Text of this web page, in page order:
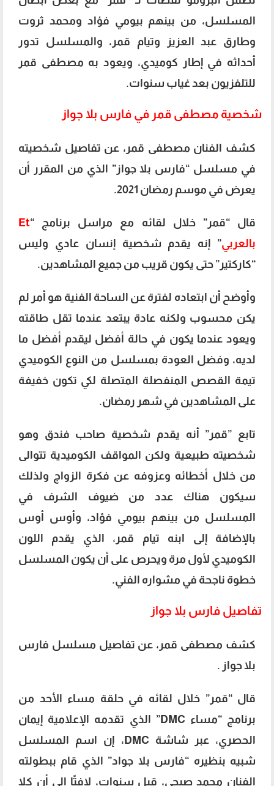
المسلسل، من بينهم بيومي فؤاد ومحمد ثروت
وطارق عبد العزيز وتيام قمر، والمسلسل تدور
أحداثه في إطار كوميدي، ويعود به مصطفى قمر
للتلفزيون بعد غياب سنوات.
شخصية مصطفى قمر في فارس بلا جواز
كشف الفنان مصطفى قمر، عن تفاصيل شخصيته
في مسلسل “فارس بلا جواز” الذي من المقرر أن
يعرض في موسم رمضان 2021.
قال “قمر” خلال لقائه مع مراسل برنامج “Et
بالعربي” إنه يقدم شخصية إنسان عادي وليس
“كاركتير” حتى يكون قريب من جميع المشاهدين.
وأوضح أن ابتعاده لفترة عن الساحة الفنية هو أمر لم
يكن محسوب ولكنه عادة يبتعد عندما تقل طاقته
ويعود عندما يكون في حالة أفضل ليقدم أفضل ما
لديه، وفضل العودة بمسلسل من النوع الكوميدي
تيمة القصص المنفصلة المتصلة لكي تكون خفيفة
على المشاهدين في شهر رمضان.
تابع ”قمر” أنه يقدم شخصية صاحب فندق وهو
شخصيته طبيعية ولكن المواقف الكوميدية تتوالى
من خلال أخطائه وعزوفه عن فكرة الزواج ولذلك
سيكون هناك عدد من ضيوف الشرف في
المسلسل من بينهم بيومي فؤاد، وأوس أوس
بالإضافة إلى ابنه تيام قمر، الذي يقدم اللون
الكوميدي لأول مرة ويحرص على أن يكون المسلسل
خطوة ناجحة في مشواره الفني.
تفاصيل فارس بلا جواز
كشف مصطفى قمر، عن تفاصيل مسلسل فارس
بلا جواز .
قال “قمر” خلال لقائه في حلقة مساء الأحد من
برنامج “مساء DMC” الذي تقدمه الإعلامية إيمان
الحصري، عبر شاشة DMC، إن اسم المسلسل
شبيه بنظيره “فارس بلا جواد” الذي قام ببطولته
الفنان محمد صبحي، قبل سنوات، لافتًا إلى أن كلا